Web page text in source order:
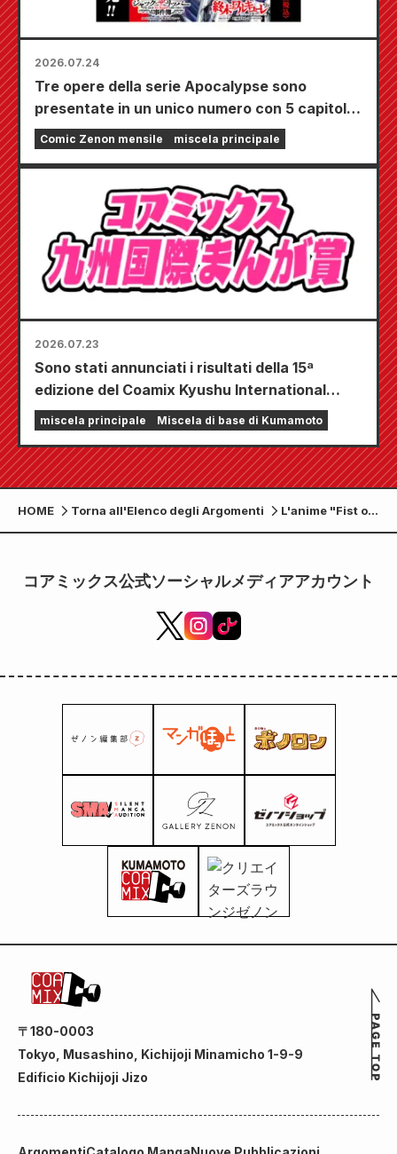
2026.07.24
Tre opere della serie Apocalypse sono
presentate in un unico numero con 5 capitoli!!
Il numero di settembre 2026 di "Monthly
Comic Zenon" sarà in vendita dal 24 luglio!!
Comic Zenon mensile miscela principale
2026.07.23
Sono stati annunciati i risultati della 15ª
edizione del Coamix Kyushu International
Manga Award!
miscela principale Miscela di base di Kumamoto
HOME Torna all'Elenco degli Argomenti
L'anime "Fist of
categoria 3 -
legame con i
agopressione!
il nuovo
"Cerotto
riscaldante Fist
of the North
Star" per lenire
apocalittica!
コアミックス公式ソーシャルメディアアカウント
〒180-0003
Tokyo, Musashino, Kichijoji Minamicho 1-9-9
Edificio Kichijoji Jizo